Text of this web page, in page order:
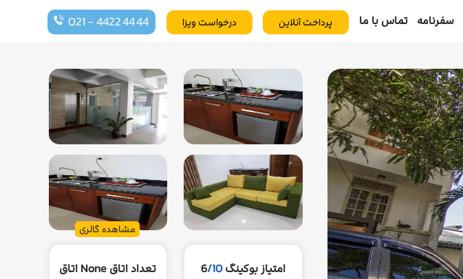
سفرنامه تماس با ما درخواست ویزا 021 - 4422 44 44 پرداخت آنلاین
مشاهده گالری
امتیاز بوکینگ 6/10 تعداد اتاقNone اتاق